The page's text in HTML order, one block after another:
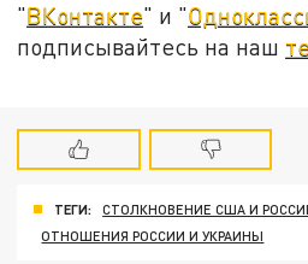
"ВКонтакте" и "
подписывайтесь на наш
ТЕГИ:
СТОЛКНОВЕНИЕ США И
ОТНОШЕНИЯ РОССИИ И УКРАИНЫ